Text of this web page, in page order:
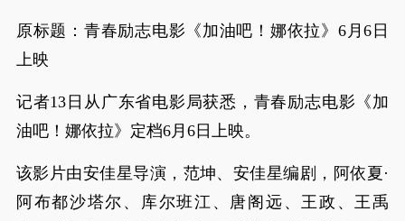
原标题：青春励志电影《加油吧！娜依拉》6月6日
上映
记者13日从广东省电影局获悉，青春励志电影《加
油吧！娜依拉》定档6月6日上映。
该影片由安佳星导演，范坤、安佳星编剧，阿依夏·
阿布都沙塔尔、库尔班江、唐阁远、王政、王禹